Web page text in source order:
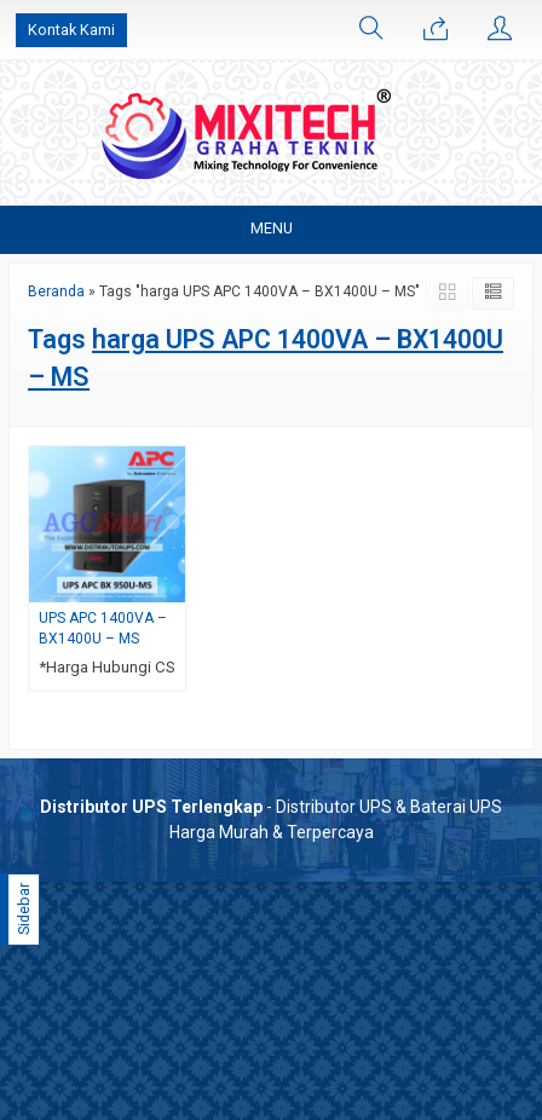
Kontak Kami
MENU
Beranda » Tags "harga UPS APC 1400VA – BX1400U – MS"
Tags harga UPS APC 1400VA – BX1400U
– MS
UPS APC 1400VA –
BX1400U – MS
*Harga Hubungi CS
Sidebar
Distributor UPS Terlengkap - Distributor UPS & Baterai UPS
Harga Murah & Terpercaya